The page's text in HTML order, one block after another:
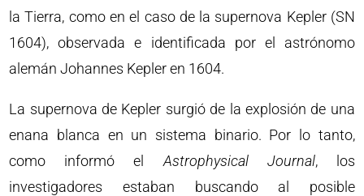
la Tierra, como en el caso de la supernova Kepler (SN
1604), observada e identificada por el astrónomo
alemán Johannes Kepler en 1604.
La supernova de Kepler surgió de la explosión de una
enana blanca en un sistema binario. Por lo tanto,
como informó el Astrophysical Journal, los
investigadores estaban buscando al posible